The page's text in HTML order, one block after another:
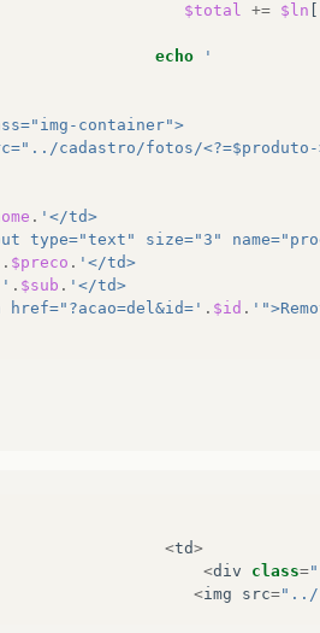
$total += $ln
echo
'
container">
cadastro/fotos/
</
. '</td>
type="text" size="3"
. $preco . '</td>
. $sub . '</td>
href="?acao=del&id='
. $id .
<td>
<div class=
<img src="../